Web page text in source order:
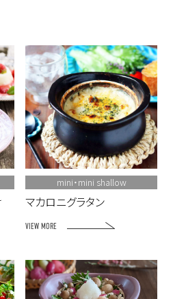
mini・mini shallow
マカロニグラタン
VIEW MORE